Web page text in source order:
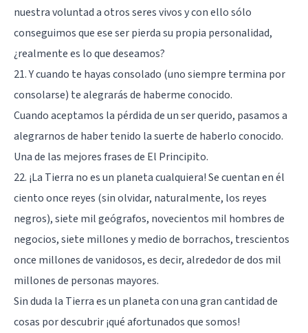
nuestra voluntad a otros seres vivos y con ello sólo
conseguimos que ese ser pierda su propia personalidad,
¿realmente es lo que deseamos?
21. Y cuando te hayas consolado (uno siempre termina por
consolarse) te alegrarás de haberme conocido.
Cuando aceptamos la pérdida de un ser querido, pasamos a
alegrarnos de haber tenido la suerte de haberlo conocido.
Una de las mejores frases de El Principito.
22. ¡La Tierra no es un planeta cualquiera! Se cuentan en él
ciento once reyes (sin olvidar, naturalmente, los reyes
negros), siete mil geógrafos, novecientos mil hombres de
negocios, siete millones y medio de borrachos, trescientos
once millones de vanidosos, es decir, alrededor de dos mil
millones de personas mayores.
Sin duda la Tierra es un planeta con una gran cantidad de
cosas por descubrir ¡qué afortunados que somos!